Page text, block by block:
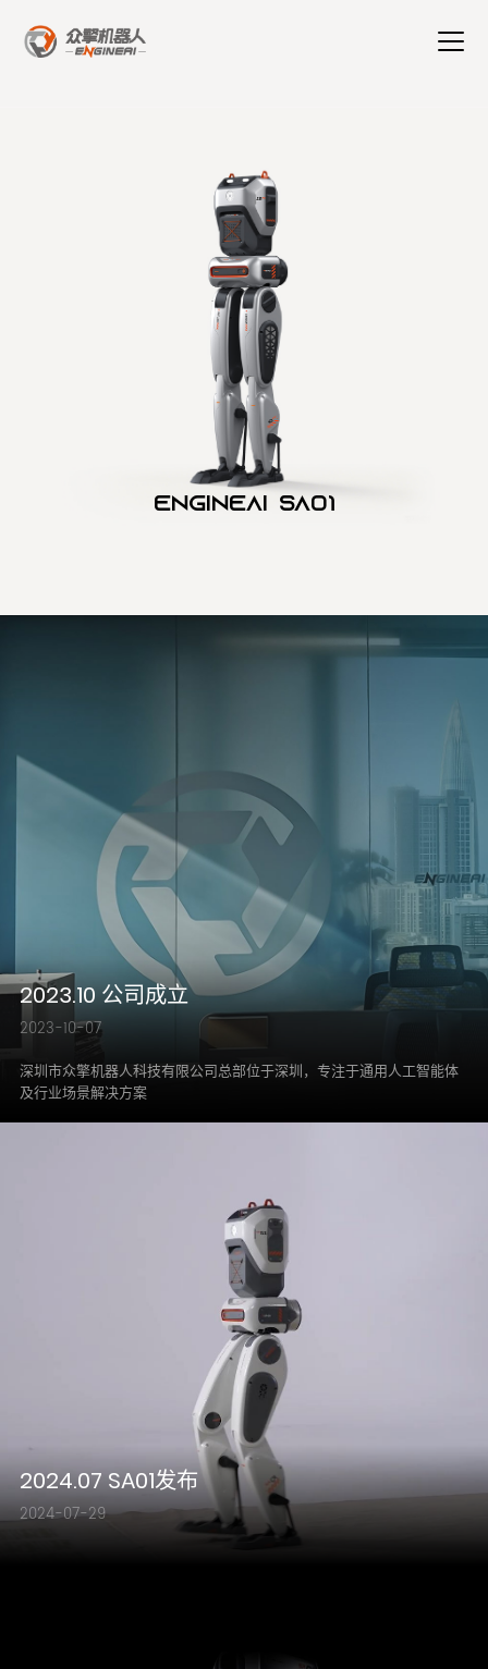
Engineai SA01
2023.10 公司成立
2023-10-07
深圳市众擎机器人科技有限公司总部位于深圳，专注于通用人工智能体
及行业场景解决方案
2024.07 SA01发布
2024-07-29